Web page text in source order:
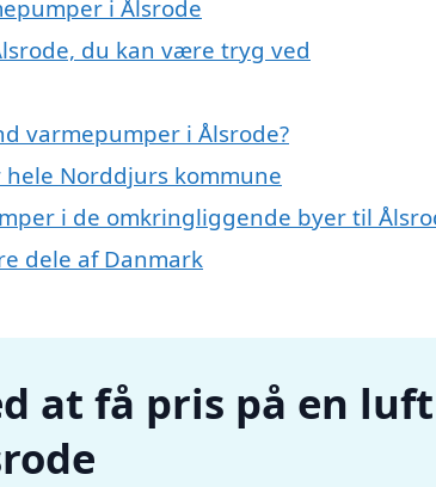
i Ålsrode
du kan være tryg ved
varmepumper i Ålsrode?
Norddjurs kommune
i de omkringliggende byer til
dele af Danmark
at få pris på en luft